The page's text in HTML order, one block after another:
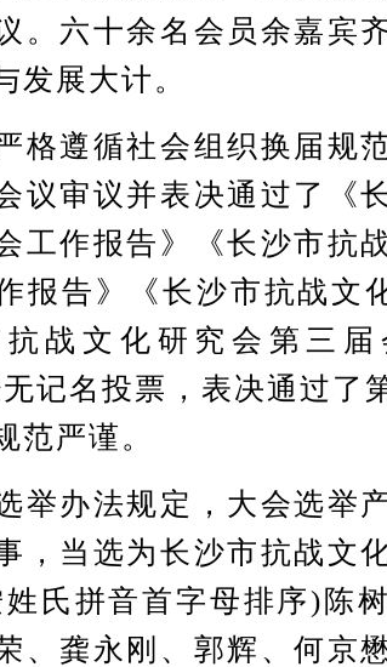
。六十余名会员余嘉宾
发展大计。
遵循社会组织换届规范
议审议并表决通过了《
工作报告》《长沙市抗
报告》《长沙市抗战文
抗战文化研究会第三
记名投票，表决通过了
范严谨。
办法规定，大会选举产
，当选为长沙市抗战文
氏拼音首字母排序)陈
、龚永刚、郭辉、何京